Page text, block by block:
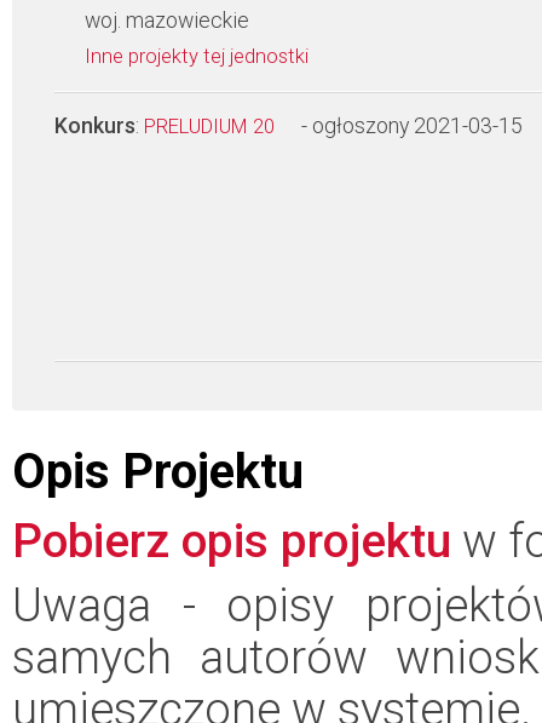
woj. mazowieckie
Inne projekty tej jednostki
Konkurs: PRELUDIUM 20 - ogłoszony 2021-03-15
Opis Projektu
Pobierz opis projektu w
Uwaga - opisy
samych autorów
umieszczone w systemie.